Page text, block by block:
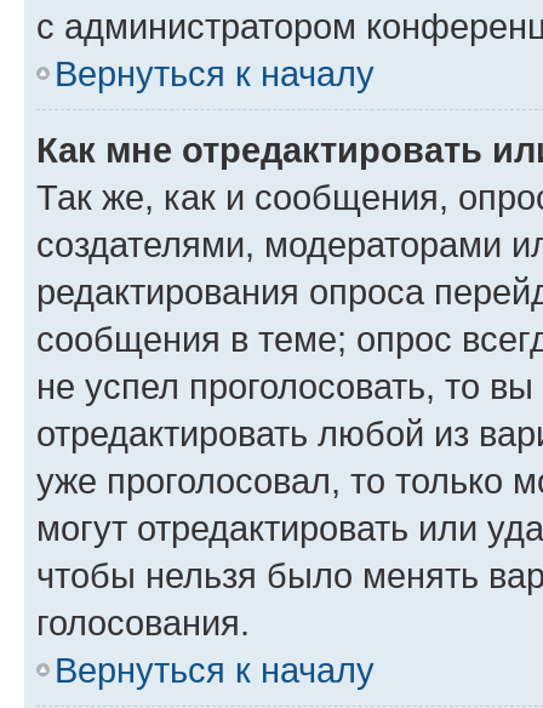
с администратором
Вернуться к началу
Как мне отредактировать
Так же, как и сообщения,
создателями, модераторами
редактирования опроса
сообщения в теме; опрос
не успел проголосовать, то
отредактировать любой из
уже проголосовал, то только
могут отредактировать или
чтобы нельзя было менять
голосования.
Вернуться к началу